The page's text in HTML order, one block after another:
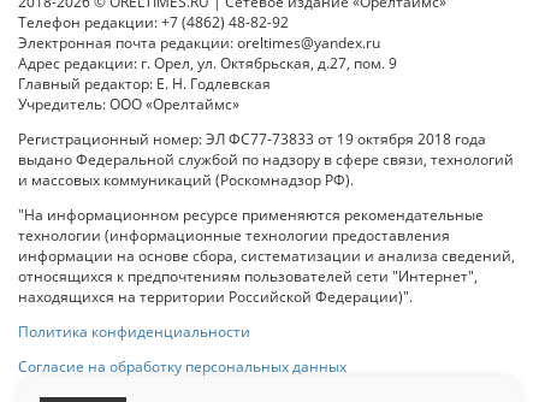
Телефон редакции: +7 (4862) 48-82-92
Электронная почта редакции: oreltimes@yandex.ru
Адрес редакции: г. Орел, ул. Октябрьская, д.27, пом. 9
Главный редактор: Е. Н. Годлевская
Учредитель: ООО «Орелтаймс»
Регистрационный номер: ЭЛ ФС77-73833 от 19 октября 2018 года
выдано Федеральной службой по надзору в сфере связи, технологий
и массовых коммуникаций (Роскомнадзор РФ).
"На информационном ресурсе применяются рекомендательные
технологии (информационные технологии предоставления
информации на основе сбора, систематизации и анализа сведений,
относящихся к предпочтениям пользователей сети "Интернет",
находящихся на территории Российской Федерации)".
Политика конфиденциальности
Согласие на обработку персональных данных